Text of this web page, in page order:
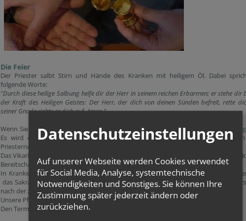
Die Feier
Der Priester salbt Stirn und Hände des Kranken mit heiligem Öl. Dabei
folgende Worte:
"Durch diese heilige Salbung helfe dir der Herr in seinem reichen Erbarmen; er stehe dir
der Kraft des Heiligen Geistes: Der Herr, der dich von deinen Sünden befreit, rette
seiner Gnade richte er dich auf. Amen."
Wenn Sie die Krankensalbung wünschen, wenden Sie sich bitte an unsere
Es wird dann ein Termin vereinbart. In dringenden Fällen steht Ihnen
Priesternotruf der Erzdiözese Wien zur Verfügung. Die Nummer lautet:
Das Vikariat Wien-Stadt gewährleistet, dass immer ein Priester in einer der vier
Bereitschaft hat.
In Krankenhäusern gibt es meist Spitalseelsorger, die den Patientinnen und
das Sakrament vor Ort spenden können - fragen Sie in diesem Fall das
nach der zuständigen Kontaktperson.
Unsere Pfarre feiert einmal im Jahr einen Gottesdienst mit Krankensalbung.
Den Termin entnehmen Sie bitte dem Kalender.
Datenschutzeinstellungen
Auf unserer Webseite werden Cookies verwendet
für Social Media, Analyse, systemtechnische
Notwendigkeiten und Sonstiges. Sie können Ihre
Zustimmung später jederzeit ändern oder
zurückziehen.